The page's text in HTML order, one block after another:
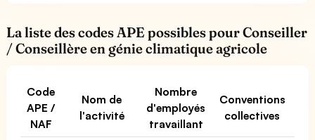
La liste des codes APE possibles pour Conseiller
/ Conseillère en génie climatique agricole
Code
APE /
NAF
Nom de
l'activité
Nombre
d'employés
travaillant
Conventions
collectives